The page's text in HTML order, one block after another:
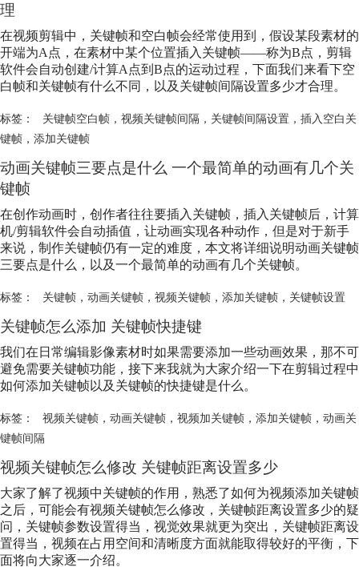
理
在视频剪辑中，关键帧和空白帧会经常使用到，假设某段素材的
开端为A点，在素材中某个位置插入关键帧——称为B点，剪辑
软件会自动创建/计算A点到B点的运动过程，下面我们来看下空
白帧和关键帧有什么不同，以及关键帧间隔设置多少才合理。
标签： 关键帧空白帧， 视频关键帧间隔， 关键帧间隔设置， 插入空白关
键帧 ， 添加关键帧
动画关键帧三要点是什么 一个最简单的动画有几个关
键帧
在创作动画时，创作者往往要插入关键帧，插入关键帧后，计算
机/剪辑软件会自动插值，让动画实现各种动作，但是对于新手
来说，制作关键帧仍有一定的难度，本文将详细说明动画关键帧
三要点是什么，以及一个最简单的动画有几个关键帧。
标签： 关键帧， 动画关键帧， 视频关键帧， 添加关键帧， 关键帧设置
关键帧怎么添加 关键帧快捷键
我们在日常编辑影像素材时如果需要添加一些动画效果，那不可
避免需要关键帧功能，接下来我就为大家介绍一下在剪辑过程中
如何添加关键帧以及关键帧的快捷键是什么。
标签： 视频关键帧， 动画关键帧， 视频加关键帧， 添加关键帧， 动画关
键帧间隔
视频关键帧怎么修改 关键帧距离设置多少
大家了解了视频中关键帧的作用，熟悉了如何为视频添加关键帧
之后，可能会有视频关键帧怎么修改，关键帧距离设置多少的疑
问，关键帧参数设置得当，视觉效果就更为突出，关键帧距离设
置得当，视频在占用空间和清晰度方面就能取得较好的平衡，下
面将向大家逐一介绍。